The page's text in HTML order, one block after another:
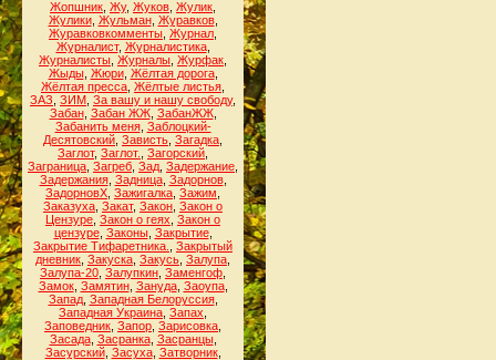
Жопшник Жу, Жуков Жулик
Жулики, Жульман, Журавков,
Журавковкомменты Журнал
Журналист, Журналистика,
Журналисты Журналы Журфак
Жыды, Жюри, Жёлтая дорога,
Жёлтая пресса Жёлтые листья
ЗАЗ ЗИМ За вашу и нашу свободу,
Забан, Забан ЖЖ, ЗабанЖЖ,
Забанить меня, Заблоцкий-
Десятовский Зависть Загадка
Заглот, Заглот. Загорский
Заграница Загреб Зад Задержание
Задержания, Задница, Задорнов,
ЗадорновХ Зажигалка Зажим
Заказуха Закат, Закон Закон о
Цензуре Закон о геях Закон о
цензуре, Законы, Закрытие,
Закрытие Тифаретника.
Закрытый
дневник Закуска Закусь Залупа
Залупа-20 Залупкин Заменгоф
Замок, Замятин, Зануда, Заоупа,
Запад, Западная Белоруссия,
Западная Украина Запах
Заповедник Запор Зарисовка
Засада, Засранка, Засранцы,
Засурский, Засуха, Затворник,